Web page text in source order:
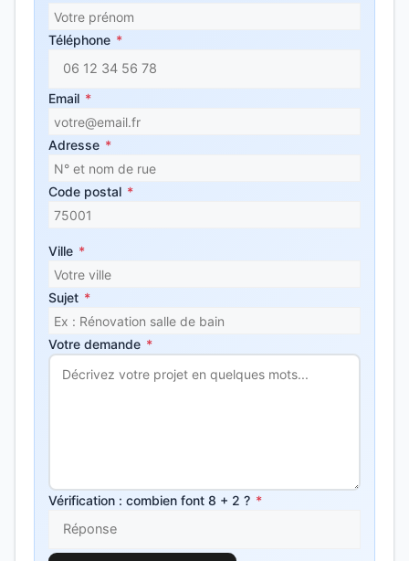
Téléphone *
Email *
Adresse *
Code postal *
Ville *
Sujet *
Votre demande *
Vérification : combien font 8 + 2 ? *